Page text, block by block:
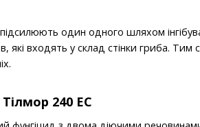
один одного шляхом
які входять у склад стінки гриба. Тим
240 ЕС